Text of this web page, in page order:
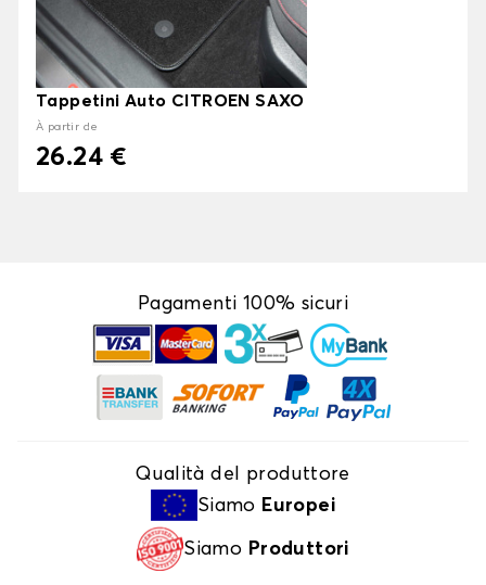
Tappetini Auto CITROEN SAXO
À partir de
26.24 €
Pagamenti 100% sicuri
Qualità del produttore
Siamo Europei
Siamo Produttori